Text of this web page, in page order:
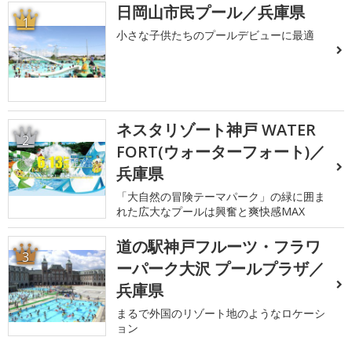
1 日岡山市民プール／兵庫県
小さな子供たちのプールデビューに最適
2
ネスタリゾート神戸 WATER
FORT(ウォーターフォート)／
兵庫県
「大自然の冒険テーマパーク」の緑に囲ま
れた広大なプールは興奮と爽快感MAX
3
道の駅神戸フルーツ・フラワ
ーパーク大沢 プールプラザ／
兵庫県
まるで外国のリゾート地のようなロケーシ
ョン